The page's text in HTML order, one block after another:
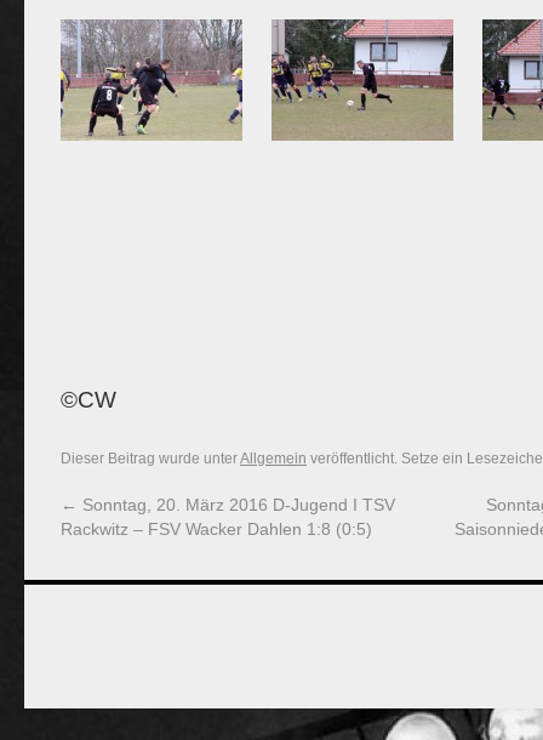
©CW
Dieser Beitrag wurde unterAllgemein veröffentlicht. Setze ein
← Sonntag, 20. März 2016 D-Jugend I TSV
Rackwitz – FSV Wacker Dahlen 1:8 (0:5)